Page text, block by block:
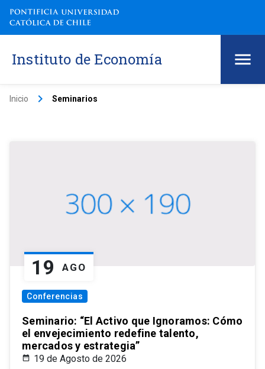
Instituto de Economía
Inicio keyboard_arrow_right Seminarios
19 AGO
Conferencias
Seminario: “El Activo que Ignoramos: Cómo
el envejecimiento redefine talento,
mercados y estrategia”
19 de Agosto de 2026